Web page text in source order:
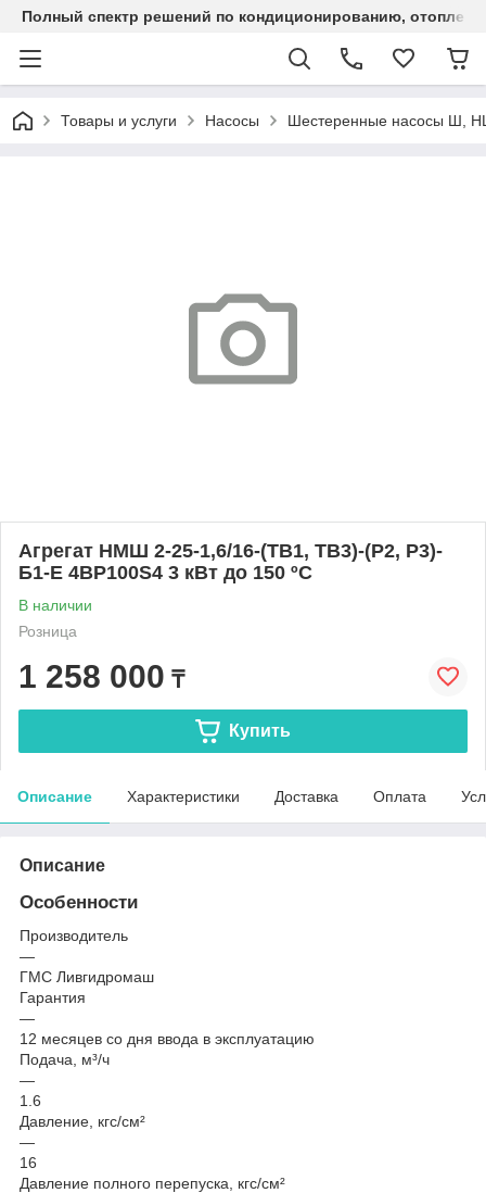
Полный спектр решений по кондиционированию,
Товары и услуги Насосы Шестеренные насосы
Агрегат НMШ 2-25-1,6/16-(ТВ1, ТВ3)-(Р2, Р3)-
Б1-E 4BP100S4 3 кВт до 150 ºС
В наличии
Розница
1 258 000 ₸
Купить
Описание Характеристики Доставка Оплата
Описание
Особенности
Производитель
—
ГМС Ливгидромаш
Гарантия
—
12 месяцев со дня ввода в эксплуатацию
Подача, м³/ч
—
1.6
Давление, кгс/см²
—
16
Давление полного перепуска, кгс/см²